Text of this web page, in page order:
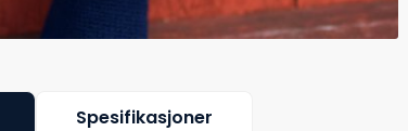
Spesifikasjoner